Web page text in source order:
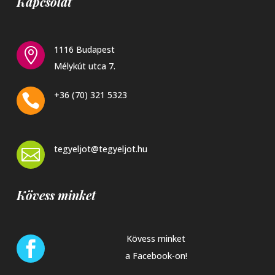

1116 Budapest
Mélykút utca 7.
 +36 (70) 321 5323
 tegyeljot@tegyeljot.hu
Kövess minket

Kövess minket
a Facebook-on!